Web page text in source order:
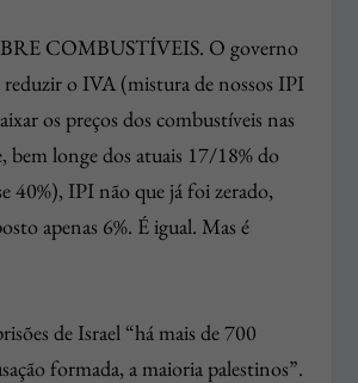
COMBUSTÍVEIS. O governo
reduzir o IVA (mistura de nossos IPI
os preços dos combustíveis nas
bem longe dos atuais 17/18% do
40%), IPI não que já foi zerado,
apenas 6%. É igual. Mas é
de Israel “há mais de 700
formada, a maioria palestinos”.